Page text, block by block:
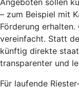
– zum Beispiel mit
Förderung
vereinfacht. Statt
künftig direkte
transparenter und
Für laufende